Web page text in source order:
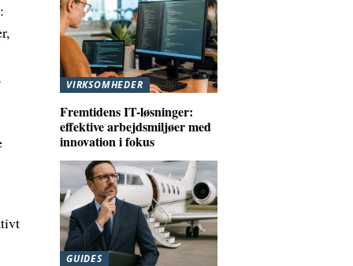
VIRKSOMHEDER
Fremtidens IT-løsninger:
effektive arbejdsmiljøer med
innovation i fokus
GUIDES